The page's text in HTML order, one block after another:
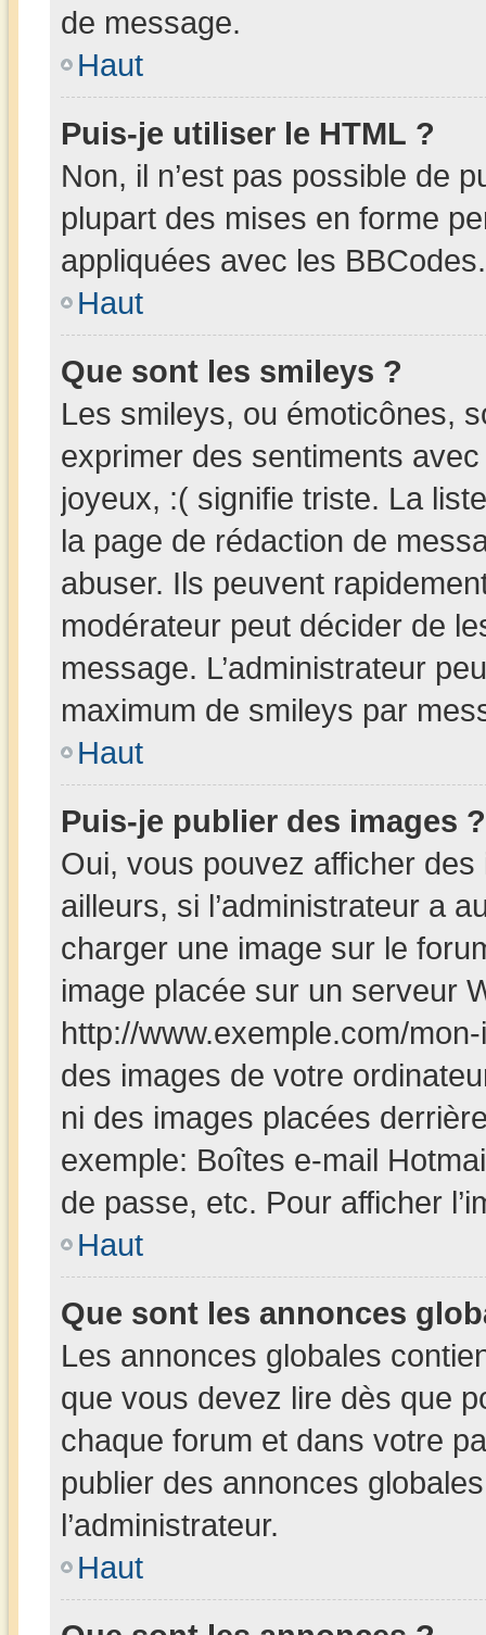
de message.
Haut
Puis-je utiliser le HTML ?
Non, il n’est pas possible de
plupart des mises en forme
appliquées avec les BBCodes.
Haut
Que sont les smileys ?
Les smileys, ou émoticônes,
exprimer des sentiments
joyeux, :( signifie triste. La
la page de rédaction de
abuser. Ils peuvent
modérateur peut décider de
message. L’administrateur
maximum de smileys par
Haut
Puis-je publier des images ?
Oui, vous pouvez afficher
ailleurs, si l’administrateur a
charger une image sur le
image placée sur un serveur
http://www.exemple.com/
des images de votre
ni des images placées
exemple: Boîtes e-mail
de passe, etc. Pour afficher
Haut
Que sont les annonces
Les annonces globales
que vous devez lire dès que
chaque forum et dans votre
publier des annonces
l’administrateur.
Haut